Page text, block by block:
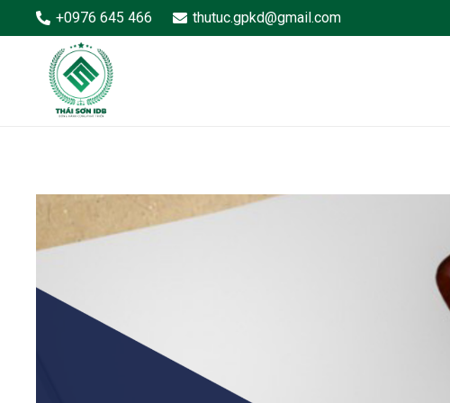
+0976 645 466 thutuc.gpkd@gmail.com